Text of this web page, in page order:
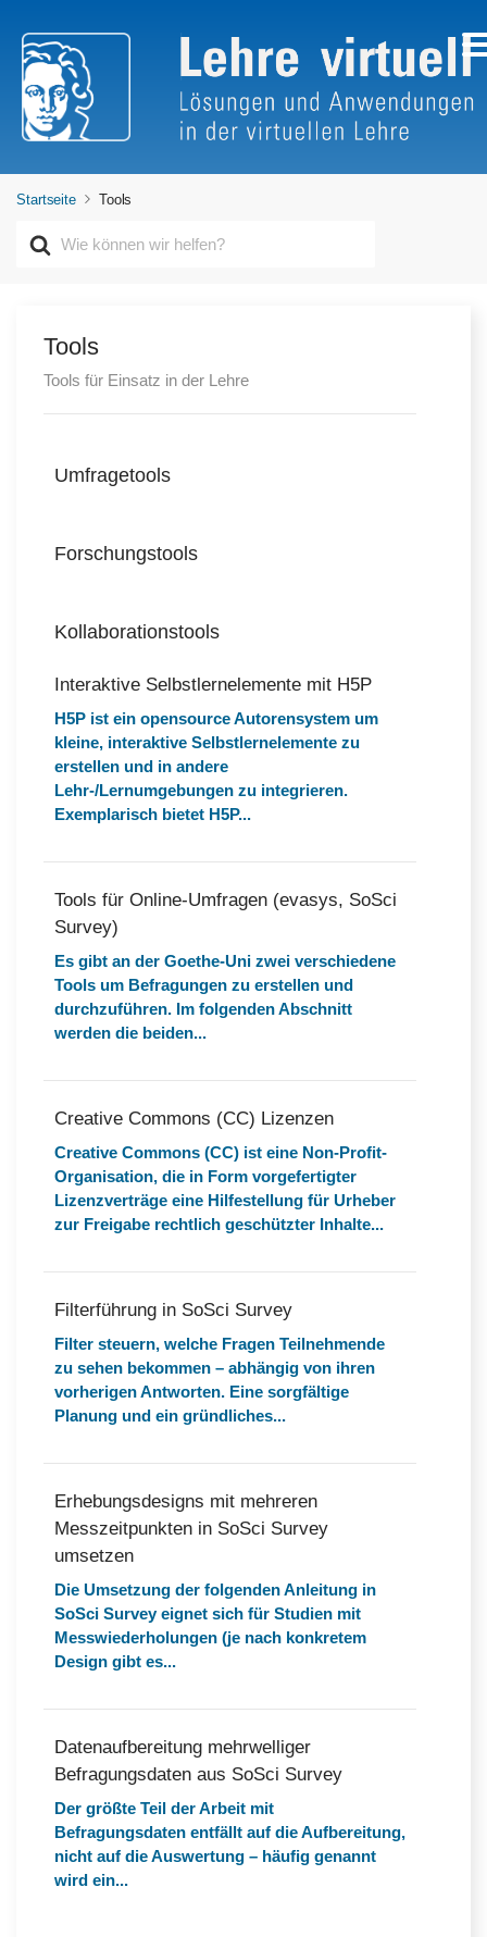
Startseite Tools
Tools
Tools für Einsatz in der Lehre
Umfragetools
Forschungstools
Kollaborationstools
Interaktive Selbstlernelemente mit H5P
H5P ist ein opensource Autorensystem um
kleine, interaktive Selbstlernelemente zu
erstellen und in andere
Lehr-/Lernumgebungen zu integrieren.
Exemplarisch bietet H5P...
Tools für Online-Umfragen (evasys, SoSci
Survey)
Es gibt an der Goethe-Uni zwei verschiedene
Tools um Befragungen zu erstellen und
durchzuführen. Im folgenden Abschnitt
werden die beiden...
Creative Commons (CC) Lizenzen
Creative Commons (CC) ist eine Non-Profit-
Organisation, die in Form vorgefertigter
Lizenzverträge eine Hilfestellung für Urheber
zur Freigabe rechtlich geschützter Inhalte...
Filterführung in SoSci Survey
Filter steuern, welche Fragen Teilnehmende
zu sehen bekommen – abhängig von ihren
vorherigen Antworten. Eine sorgfältige
Planung und ein gründliches...
Erhebungsdesigns mit mehreren
Messzeitpunkten in SoSci Survey
umsetzen
Die Umsetzung der folgenden Anleitung in
SoSci Survey eignet sich für Studien mit
Messwiederholungen (je nach konkretem
Design gibt es...
Datenaufbereitung mehrwelliger
Befragungsdaten aus SoSci Survey
Der größte Teil der Arbeit mit
Befragungsdaten entfällt auf die Aufbereitung,
nicht auf die Auswertung – häufig genannt
wird ein...